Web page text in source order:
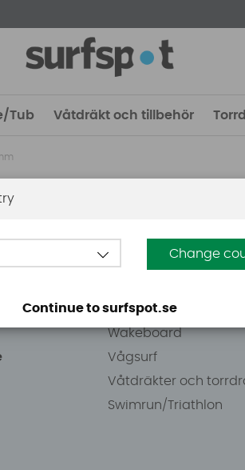
Tub Våtdräkt och tillbehör
Guider
Vindsurfing
SUP
Wakeboard
Vågsurf
Våtdräkter och
Swimrun/Triathlon
Change
Continue to surfspot.se